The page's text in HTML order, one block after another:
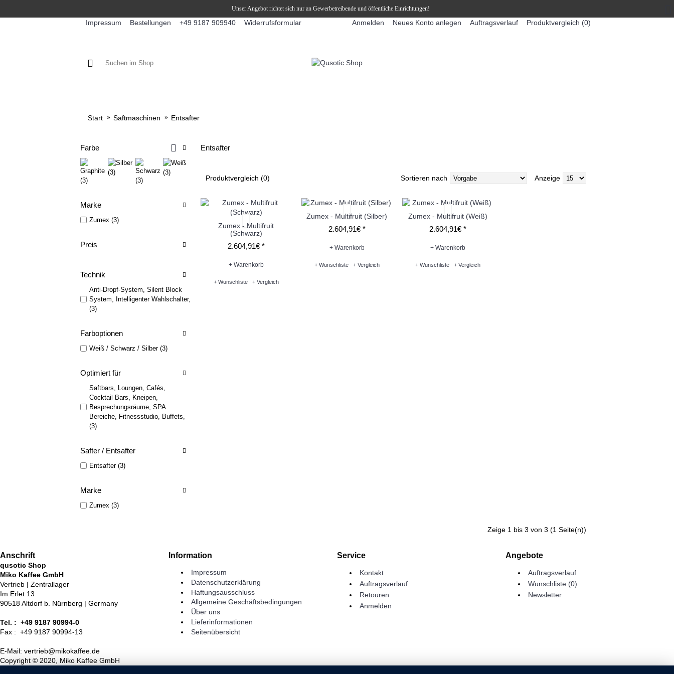
Unser Angebot richtet sich nur an Gewerbetreibende und öffentliche Einrichtungen!
Impressum Bestellungen +49 9187 909940 Widerrufsformular Anmelden Neues Konto anlegen Auftragsverlauf Produktvergleich (0)
Start Saftmaschinen Entsafter
Farbe
Marke
Zumex (3)
Preis
Technik
Anti-Dropf-System, Silent Block
System, Intelligenter Wahlschalter,
(3)
Farboptionen
Weiß / Schwarz / Silber (3)
Optimiert für
Saftbars, Loungen, Cafés,
Cocktail Bars, Kneipen,
Besprechungsräume, SPA
Bereiche, Fitnessstudio, Buffets,
(3)
Safter / Entsafter
Entsafter (3)
Marke
Zumex (3)
Entsafter
Produktvergleich (0) Anzeige
Sortieren nach
Zumex - Multifruit
(Schwarz)
2.604,91€ *
+ Warenkorb
+ Wunschliste + Vergleich
Zumex - Multifruit (Silber)
2.604,91€ *
+ Warenkorb
+ Wunschliste + Vergleich
Zumex - Multifruit (Weiß)
2.604,91€ *
+ Warenkorb
+ Wunschliste + Vergleich
Zeige 1 bis 3 von 3 (1 Seite(n))
Anschrift
qusotic Shop
Miko Kaffee GmbH
Vertrieb | Zentrallager
Im Erlet 13
90518 Altdorf b. Nürnberg | Germany
Tel. : +49 9187 90994-0
Fax : +49 9187 90994-13
E-Mail: vertrieb@mikokaffee.de
Information
Impressum
Datenschutzerklärung
Haftungsausschluss
Allgemeine Geschäftsbedingungen
Über uns
Lieferinformationen
Seitenübersicht
Service
Kontakt
Auftragsverlauf
Retouren
Anmelden
Angebote
Auftragsverlauf
Wunschliste (0)
Newsletter
Copyright © 2020, Miko Kaffee GmbH